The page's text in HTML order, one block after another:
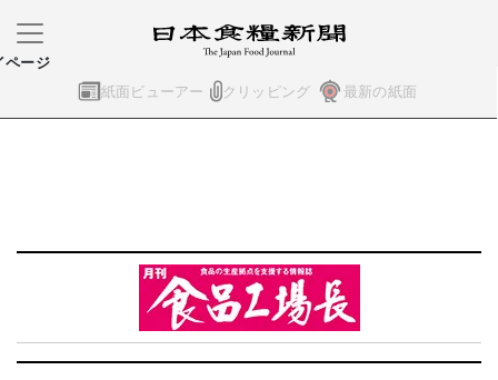
紙面ビューアー クリッピング 最新の紙面
ページ